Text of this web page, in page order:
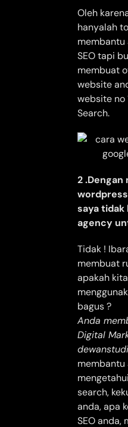
Oleh
hanyalah
membantu
SEO tapi
membuat
website
website no
Search.
2
saya tidak
agency
Tidak !
membuat
apakah
bagus ?
Anda
Digital
membantu
search,
anda, apa
SEO anda,